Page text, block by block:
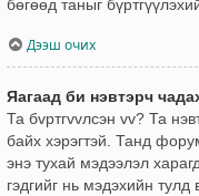
бөгөөд таныг
Дээш очих
Яагаад би нэвтэрч
Та бvртгvvлсэн vv? Та
байх хэрэгтэй. Танд
энэ тухай мэдээлэл
гэдгийг нь мэдэхийн